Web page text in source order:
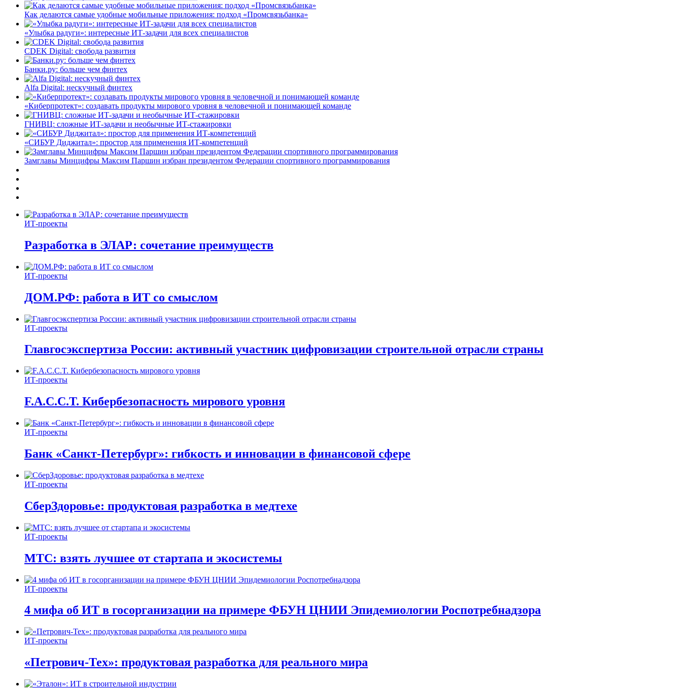
Как делаются самые удобные мобильные приложения: подход «Промсвязьбанка»
«Улыбка радуги»: интересные ИТ-задачи для всех специалистов
CDEK Digital: свобода развития
Банки.ру: больше чем финтех
Alfa Digital: нескучный финтех
«Киберпротект»: создавать продукты мирового уровня в человечной и понимающей команде
ГНИВЦ: сложные ИТ‑задачи и необычные ИТ‑стажировки
«СИБУР Диджитал»: простор для применения ИТ-компетенций
Замглавы Минцифры Максим Паршин избран президентом Федерации спортивного программирования
ИТ-проекты
Разработка в ЭЛАР: сочетание преимуществ
ИТ-проекты
ДОМ.РФ: работа в ИТ со смыслом
ИТ-проекты
Главгосэкспертиза России: активный участник цифровизации строительной отрасли страны
ИТ-проекты
F.A.C.C.T. Кибербезопасность мирового уровня
ИТ-проекты
Банк «Санкт-Петербург»: гибкость и инновации в финансовой сфере
ИТ-проекты
СберЗдоровье: продуктовая разработка в медтехе
ИТ-проекты
МТС: взять лучшее от стартапа и экосистемы
ИТ-проекты
4 мифа об ИТ в госорганизации на примере ФБУН ЦНИИ Эпидемиологии Роспотребнадзора
ИТ-проекты
«Петрович-Тех»: продуктовая разработка для реального мира